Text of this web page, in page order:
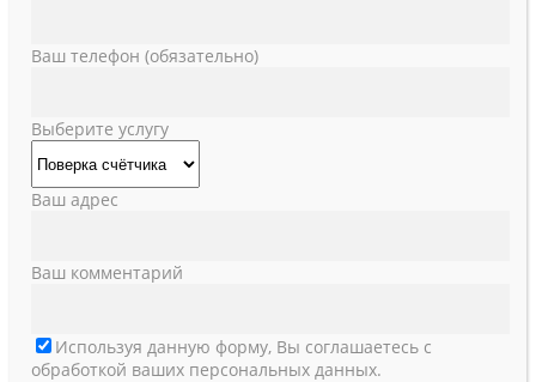
Ваш телефон (обязательно)
Выберите услугу
Ваш адрес
Ваш комментарий
Используя данную форму, Вы соглашаетесь с
обработкой ваших персональных данных.